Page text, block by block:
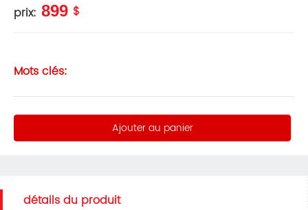
prix: 899 $
Mots clés:
Ajouter au panier
détails du produit